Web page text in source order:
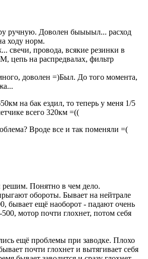
ручную. Доволен быыыыл... расход
ходу норм.
свечи, провода, всякие резинки в
цепь на распредвалах, фильтр
доволен =)Был. До того момента,
на бак ездил, то теперь у меня 1/5
всего 320км =((
Вроде все и так поменяли =(
Понятно в чем дело.
обороты. Бывает на нейтрале
бывает ещё наоборот - падают очень
мотор почти глохнет, потом себя
ещё проблемы при заводке. Плохо
почти глохнет и вытягивает себя